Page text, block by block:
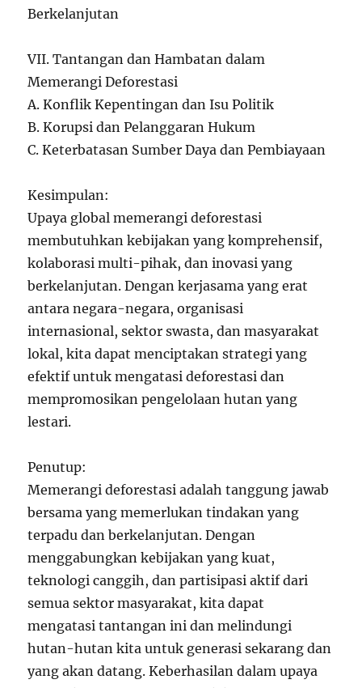
Berkelanjutan
VII. Tantangan dan Hambatan dalam
Memerangi Deforestasi
A. Konflik Kepentingan dan Isu Politik
B. Korupsi dan Pelanggaran Hukum
C. Keterbatasan Sumber Daya dan Pembiayaan
Kesimpulan:
Upaya global memerangi deforestasi
membutuhkan kebijakan yang komprehensif,
kolaborasi multi-pihak, dan inovasi yang
berkelanjutan. Dengan kerjasama yang erat
antara negara-negara, organisasi
internasional, sektor swasta, dan masyarakat
lokal, kita dapat menciptakan strategi yang
efektif untuk mengatasi deforestasi dan
mempromosikan pengelolaan hutan yang
lestari.
Penutup:
Memerangi deforestasi adalah tanggung jawab
bersama yang memerlukan tindakan yang
terpadu dan berkelanjutan. Dengan
menggabungkan kebijakan yang kuat,
teknologi canggih, dan partisipasi aktif dari
semua sektor masyarakat, kita dapat
mengatasi tantangan ini dan melindungi
hutan-hutan kita untuk generasi sekarang dan
yang akan datang. Keberhasilan dalam upaya